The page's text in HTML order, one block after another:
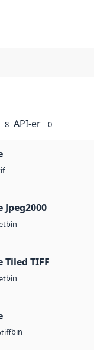
8 API-er 0
Jpeg2000
bin
Tiled TIFF
bin
bin